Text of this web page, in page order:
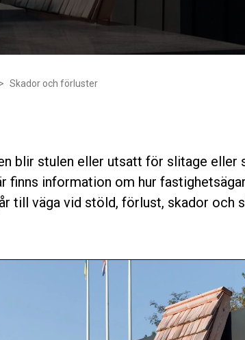
Skador och förluster
blir stulen eller utsatt för slitage eller
finns information om hur
till väga vid stöld, förlust, skador och